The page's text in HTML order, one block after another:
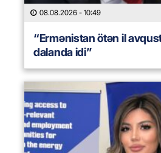
08.08.2026 - 10:49
“Ermənistan ötən il
dalanda idi”